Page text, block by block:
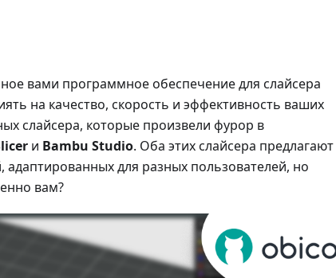
вами программное обеспечение для слайсера
на качество, скорость и эффективность ваших
слайсера, которые произвели фурор в
и Bambu Studio. Оба этих слайсера предлагают
для разных пользователей, но
вам?